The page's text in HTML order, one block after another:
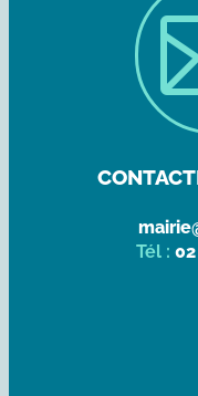
Tél : 02